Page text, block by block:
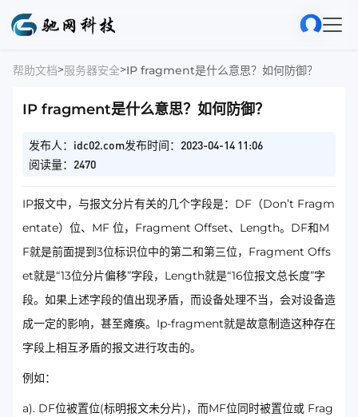
帮助文档>服务器安全>IP fragment是什么意思？如何防御？
IP fragment是什么意思？如何防御？
发布人：idc02.com发布时间：2023-04-14 11:06
阅读量：2470
IP报文中，与报文分片有关的几个字段是：DF（Don’t Fragm
entate）位、MF 位，Fragment Offset、Length。DF和M
F就是前面提到3位标识位中的第二和第三位，Fragment Offs
et就是“13位分片偏移”字段，Length就是“16位报文总长度”字
段。如果上述字段的值出现矛盾，而设备处理不当，会对设备造
成一定的影响，甚至瘫痪。Ip-fragment就是故意制造这种存在
字段上相互矛盾的报文进行攻击的。
例如：
a). DF位被置位(标明报文未分片)，而MF位同时被置位或 Frag